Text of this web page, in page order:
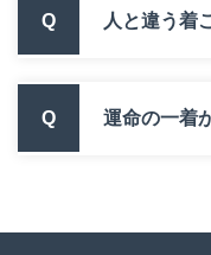
Q 人と違う着
Q 運命の一着